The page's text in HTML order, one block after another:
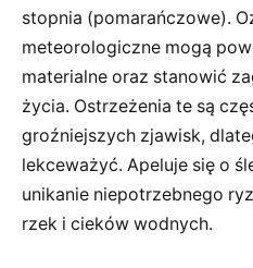
stopnia (pomarańczowe).
meteorologiczne mogą
materialne oraz stanowić
życia. Ostrzeżenia te są
groźniejszych zjawisk,
lekceważyć. Apeluje się o
unikanie niepotrzebnego
rzek i cieków wodnych.